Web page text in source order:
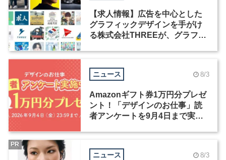
【求人情報】広告を中心とした
グラフィックデザインを手がけ
る株式会社THREEが、グラフィ
ニュース 8/3
Amazonギフト券1万円分プレゼ
ント！「デザインのお仕事」読
者アンケートを9月4日まで実施
ニュース 8/3
PR